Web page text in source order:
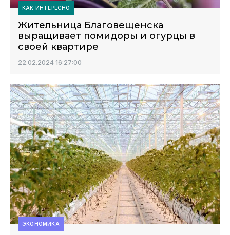
КАК ИНТЕРЕСНО
Жительница Благовещенска
выращивает помидоры и огурцы в
своей квартире
22.02.2024 16:27:00
ЭКОНОМИКА